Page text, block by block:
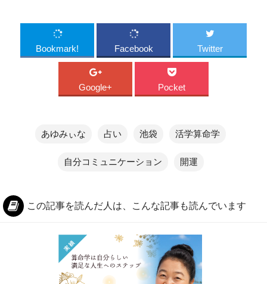
Bookmark! Facebook Twitter
Google+ Pocket
あゆみぃな 占い 池袋 活学算命学
自分コミュニケーション 開運
この記事を読んだ人は、こんな記事も読んでいます